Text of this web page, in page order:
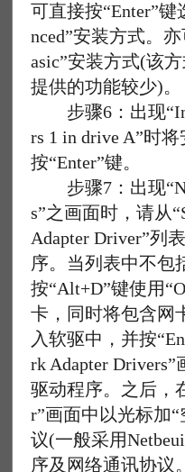
可直接按“Enter”键
nced”安装方式。
asic”安装方式(该
提供的功能较少)。
步骤6：出现
rs 1 in drive A”时
按“Enter”键。
步骤7：出现
s”之画面时，请从
Adapter Driver”列
序。当列表中不包
按“Alt+D”键使用
卡，同时将包含网
入软驱中，并按
rk Adapter
驱动程序。之后，
r”画面中以光标加
议(一般采用
序及网络通讯协议。